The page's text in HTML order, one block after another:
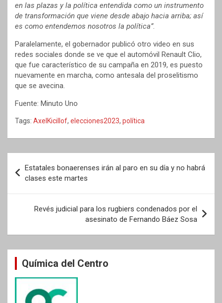
en las plazas y la política entendida como un instrumento
de transformación que viene desde abajo hacia arriba; así
es como entendemos nosotros la política”.
Paralelamente, el gobernador publicó otro video en sus
redes sociales donde se ve que el automóvil Renault Clio,
que fue característico de su campaña en 2019, es puesto
nuevamente en marcha, como antesala del proselitismo
que se avecina.
Fuente: Minuto Uno
Tags: AxelKicillof, elecciones2023, política
de
entradas
Estatales bonaerenses irán al paro en su día y no habrá
clases este martes
Revés judicial para los rugbiers condenados por el
asesinato de Fernando Báez Sosa
Química del Centro